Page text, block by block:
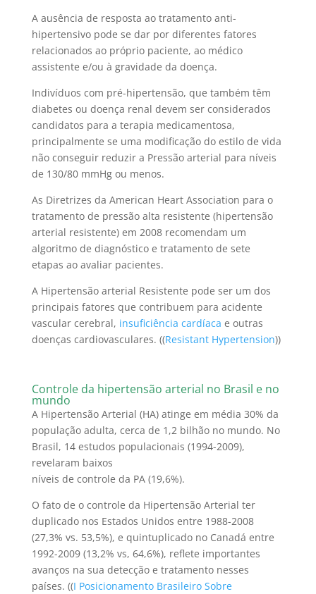
A ausência de resposta ao tratamento anti-
hipertensivo pode se dar por diferentes fatores
relacionados ao próprio paciente, ao médico
assistente e/ou à gravidade da doença.
Indivíduos com pré-hipertensão, que também têm
diabetes ou doença renal devem ser considerados
candidatos para a terapia medicamentosa,
principalmente se uma modificação do estilo de vida
não conseguir reduzir a Pressão arterial para níveis
de 130/80 mmHg ou menos.
As Diretrizes da American Heart Association para o
tratamento de pressão alta resistente (hipertensão
arterial resistente) em 2008 recomendam um
algoritmo de diagnóstico e tratamento de sete
etapas ao avaliar pacientes.
A Hipertensão arterial Resistente pode ser um dos
principais fatores que contribuem para acidente
vascular cerebral, insuficiência cardíaca e outras
doenças cardiovasculares. ((Resistant Hypertension))
Controle da hipertensão arterial no Brasil e no
mundo
A Hipertensão Arterial (HA) atinge em média 30% da
população adulta, cerca de 1,2 bilhão no mundo. No
Brasil, 14 estudos populacionais (1994-2009),
revelaram baixos
níveis de controle da PA (19,6%).
O fato de o controle da Hipertensão Arterial ter
duplicado nos Estados Unidos entre 1988-2008
(27,3% vs. 53,5%), e quintuplicado no Canadá entre
1992-2009 (13,2% vs, 64,6%), reflete importantes
avanços na sua detecção e tratamento nesses
países. ((I Posicionamento Brasileiro Sobre